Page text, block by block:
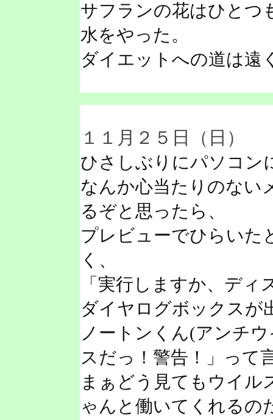
サフランの花はひとつ
水をやった。
ダイエットへの道は遠
１１月２５日（日）
ひさしぶりにパソコン
なんか心当たりのない
るぞと思ったら、
プレビューでひらいた
く、
「実行しますか、デ
ダイヤログボックスが
ノートンくん(アンチ
スだっ！警告！」って
まぁどう見てもウイル
ゃんと働いてくれるの